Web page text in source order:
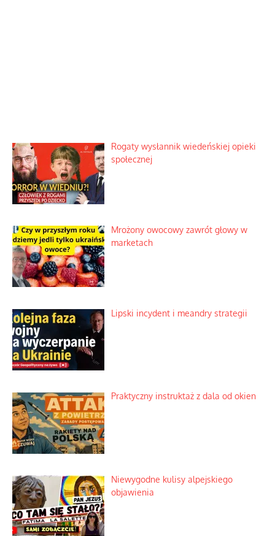
Rogaty wysłannik wiedeńskiej opieki
społecznej
Mrożony owocowy zawrót głowy w
marketach
Lipski incydent i meandry strategii
Praktyczny instruktaż z dala od okien
Niewygodne kulisy alpejskiego
objawienia